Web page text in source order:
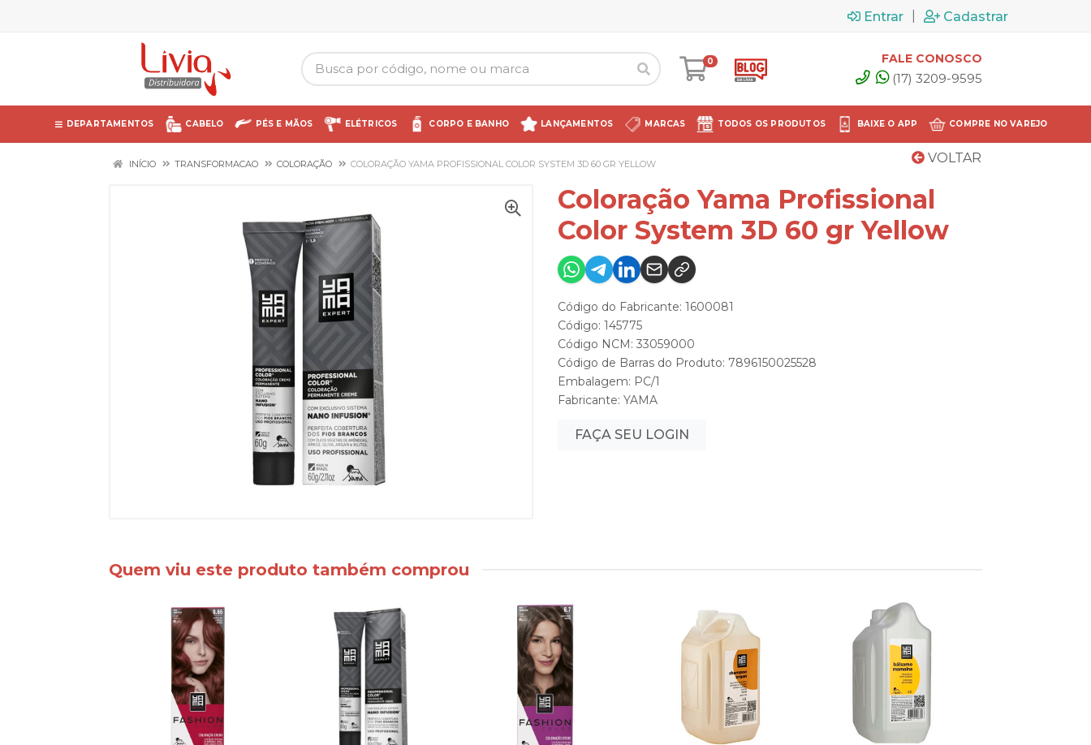
Entrar Cadastrar
0 FALE CONOSCO
(17) 3209-9595
DEPARTAMENTOS CABELO PÉS E MÃOS ELÉTRICOS CORPO E BANHO LANÇAMENTOS MARCAS TODOS OS PRODUTOS BAIXE O APP COMPRE NO VAREJO
VOLTAR
INÍCIO TRANSFORMACAO COLORAÇÃO COLORAÇÃO YAMA PROFISSIONAL COLOR SYSTEM 3D 60 GR YELLOW
Coloração Yama Profissional
Color System 3D 60 gr Yellow
Código do Fabricante: 1600081
Código: 145775
Código NCM: 33059000
Código de Barras do Produto: 7896150025528
Embalagem: PC/1
Fabricante: YAMA
FAÇA SEU LOGIN
Quem viu este produto também comprou